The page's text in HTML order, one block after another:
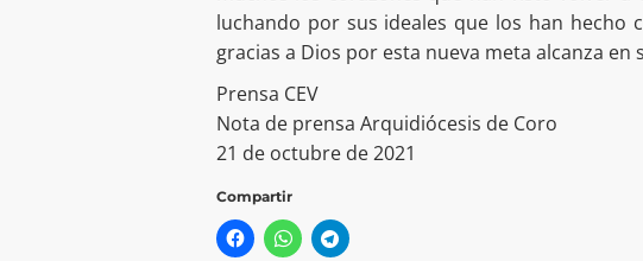
luchando por sus ideales que los han hecho
gracias a Dios por esta nueva meta alcanza
Prensa CEV
Nota de prensa Arquidiócesis de Coro
21 de octubre de 2021
Compartir